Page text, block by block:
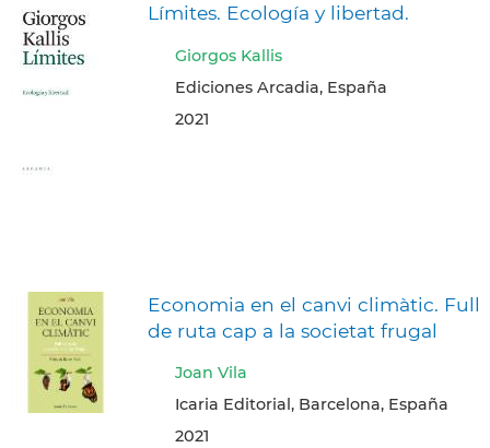
Límites. Ecología y libertad.
Giorgos Kallis
Ediciones Arcadia, España
2021
Economia en el canvi climàtic. Full
de ruta cap a la societat frugal
Joan Vila
Icaria Editorial, Barcelona, España
2021